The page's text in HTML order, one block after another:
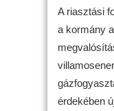
A riasztási
a kormány
érdekében